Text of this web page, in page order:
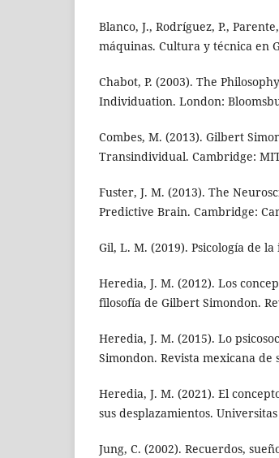
Blanco, J., Rodríguez, P.,
máquinas. Cultura y técnica en
Chabot, P. (2003). The
Individuation. London:
Combes, M. (2013). Gilbert
Transindividual. Cambridge:
Fuster, J. M. (2013). The
Predictive Brain. Cambridge:
Gil, L. M. (2019). Psicología de
Heredia, J. M. (2012). Los
filosofía de Gilbert Simondon.
Heredia, J. M. (2015). Lo
Simondon. Revista mexicana de
Heredia, J. M. (2021). El
sus desplazamientos.
Jung, C. (2002). Recuerdos,